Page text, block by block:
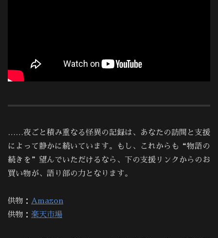
……夜ごと積み重なる怪異の記録は、あなたの訪問と支援
によって静かに続いています。もし、これからも“物語の
続きを”望んでいただけるなら、下の支援リンクからのお
買い物が、語り部の力となります。
供物： Amazon
供物： 楽天市場